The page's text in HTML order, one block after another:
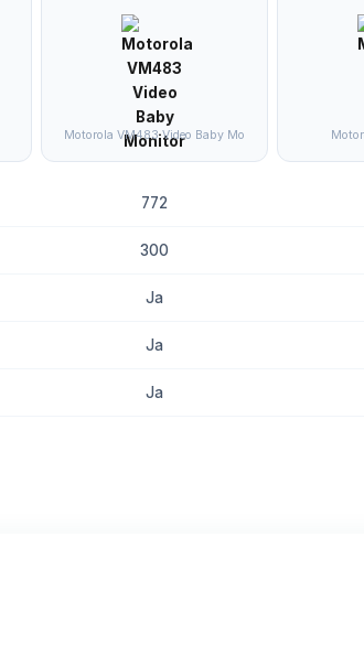
Motorola VM483 Video Baby Mo
772
300
Ja
Ja
Ja